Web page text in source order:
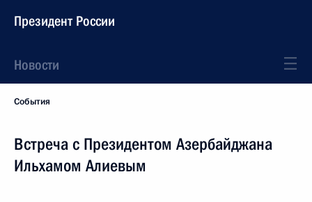
Президент России
Новости
События
Встреча с Президентом Азербайджана
Ильхамом Алиевым